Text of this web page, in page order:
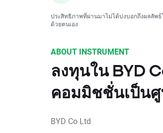
ประสิทธิภาพที่ผ่านมาไม่ได้บ่งบอกถึงผลลัพ
ด้วยตนเอง
ABOUT INSTRUMENT
ลงทุนใน BYD
คอมมิชชั่นเป็น
BYD Co Ltd